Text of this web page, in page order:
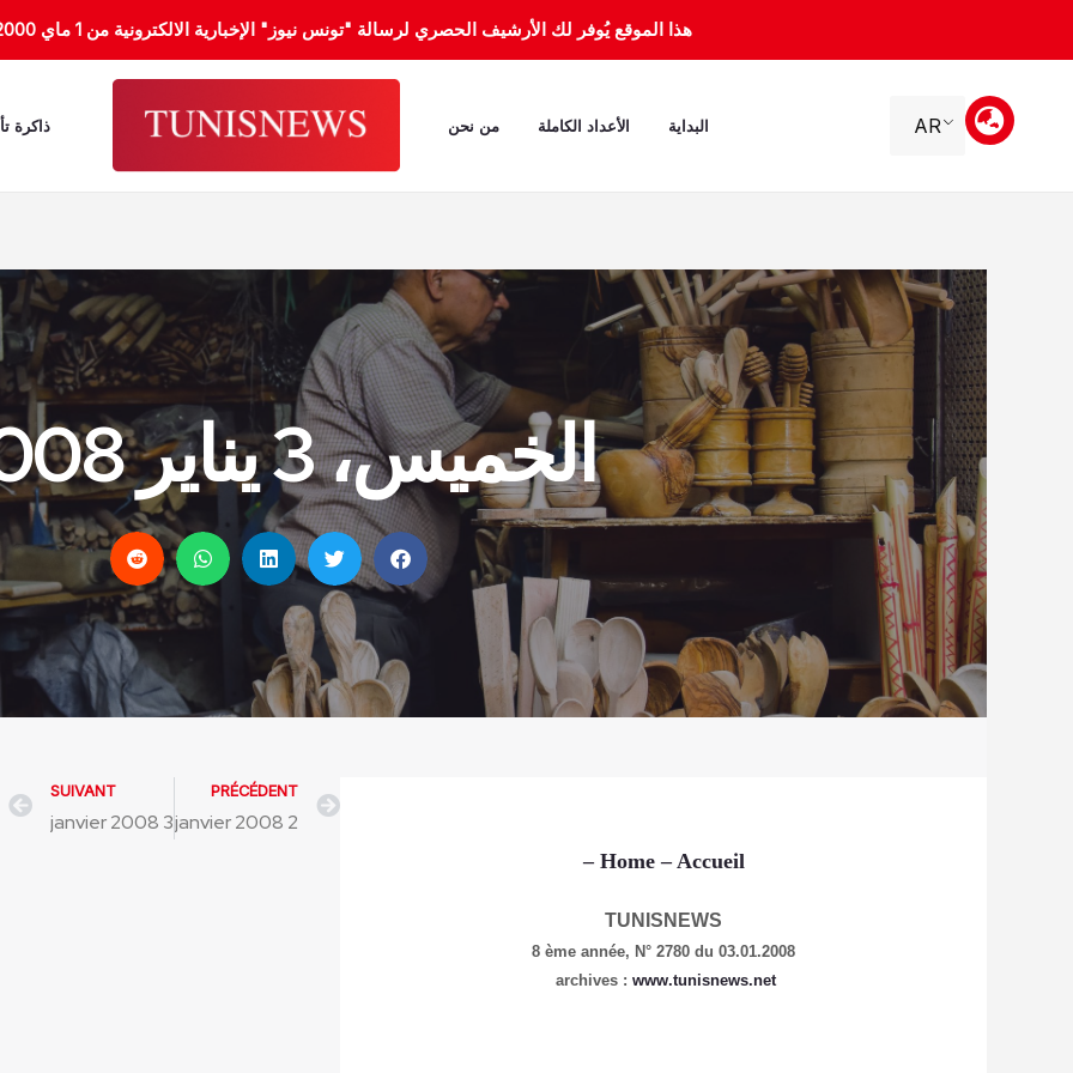
هذا الموقع يُوفر لك الأرشيف الحصري لرسالة "تونس نيوز" الإخبارية الالكترونية من 1 ماي 2000 إلى 31 جانفي 2012.
AR البداية الأعداد الكاملة من نحن ذاكرة
الخميس، 3 يناير 2008
Home– Accueil
–
TUNISNEWS
8 ème année, N° 2780 du 03.01.2008
archives :www.tunisnews.net
Prev
PRÉCÉDENT
2 janvier 2008
SUIVANT
3 janvier 2008